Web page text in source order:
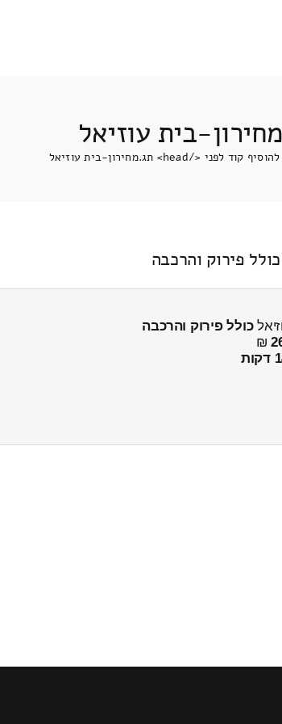
מחירון-בית עוזיאל
להוסיף קוד לפני </head> תג. מחירון-בית עוזיאל
כולל פירוק והרכבה
₪